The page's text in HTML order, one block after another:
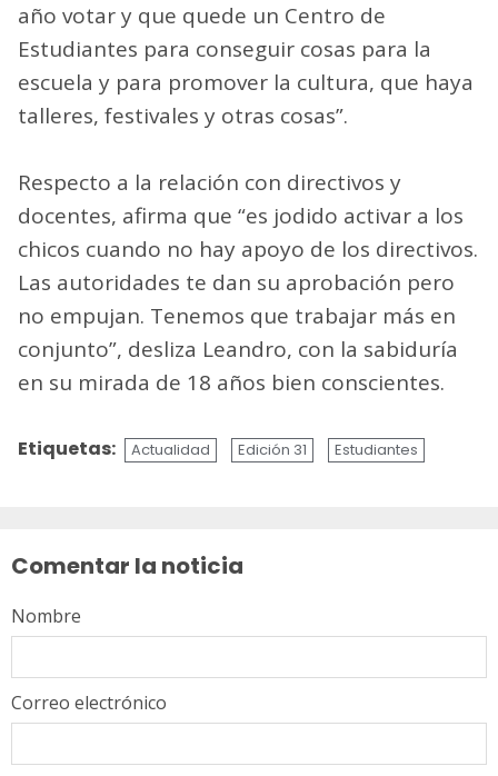
año votar y que quede un Centro de
Estudiantes para conseguir cosas para la
escuela y para promover la cultura, que haya
talleres, festivales y otras cosas”.
Respecto a la relación con directivos y
docentes, afirma que “es jodido activar a los
chicos cuando no hay apoyo de los directivos.
Las autoridades te dan su aprobación pero
no empujan. Tenemos que trabajar más en
conjunto”, desliza Leandro, con la sabiduría
en su mirada de 18 años bien conscientes.
Etiquetas: Actualidad Edición 31 Estudiantes
Comentar la noticia
Nombre
Correo electrónico